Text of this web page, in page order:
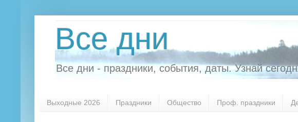
Все дни
Все дни - праздники, события, даты. Узнай
Выходные 2026 Праздники Общество Проф. праздники